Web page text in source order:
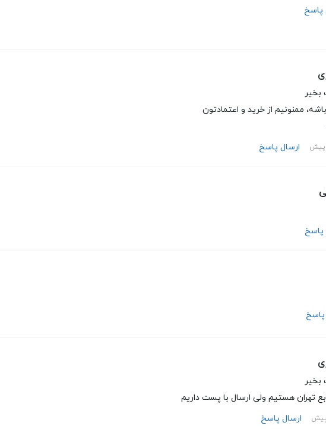
پاسخ
بخیر
ممنونیم از خرید و اعتمادتون
ارسال پاسخ
پاسخ
پاسخ
بخیر
تهران هستیم ولی ارسال با پست داریم
ارسال پاسخ